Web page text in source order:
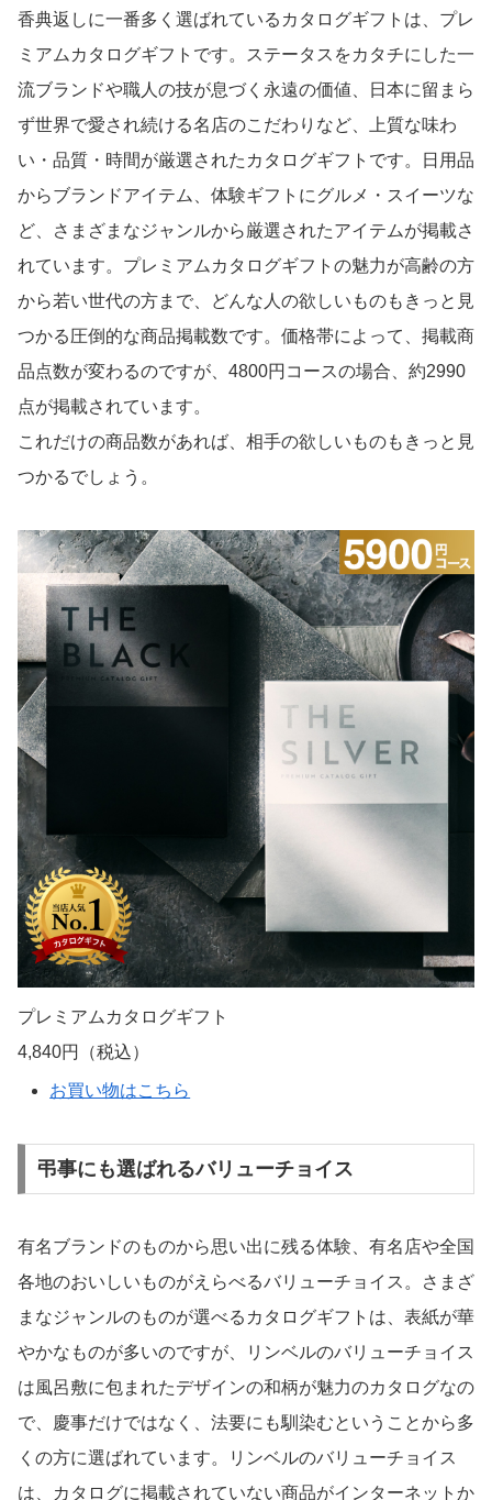
香典返しに一番多く選ばれているカタログギフトは、プレ
ミアムカタログギフトです。ステータスをカタチにした一
流ブランドや職人の技が息づく永遠の価値、日本に留まら
ず世界で愛され続ける名店のこだわりなど、上質な味わ
い・品質・時間が厳選されたカタログギフトです。日用品
からブランドアイテム、体験ギフトにグルメ・スイーツな
ど、さまざまなジャンルから厳選されたアイテムが掲載さ
れています。プレミアムカタログギフトの魅力が高齢の方
から若い世代の方まで、どんな人の欲しいものもきっと見
つかる圧倒的な商品掲載数です。価格帯によって、掲載商
品点数が変わるのですが、4800円コースの場合、約2990
点が掲載されています。
これだけの商品数があれば、相手の欲しいものもきっと見
つかるでしょう。
プレミアムカタログギフト
4,840円（税込）
お買い物はこちら
弔事にも選ばれるバリューチョイス
有名ブランドのものから思い出に残る体験、有名店や全国
各地のおいしいものがえらべるバリューチョイス。さまざ
まなジャンルのものが選べるカタログギフトは、表紙が華
やかなものが多いのですが、リンベルのバリューチョイス
は風呂敷に包まれたデザインの和柄が魅力のカタログなの
で、慶事だけではなく、法要にも馴染むということから多
くの方に選ばれています。リンベルのバリューチョイス
は、カタログに掲載されていない商品がインターネットか